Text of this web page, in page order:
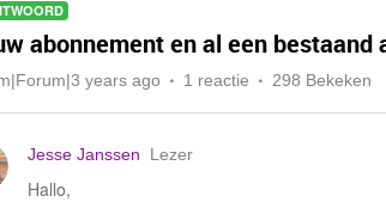
abonnement en al een bestaand
years ago 1 reactie 298 Bekeken
Jesse Janssen Lezer
Hallo,